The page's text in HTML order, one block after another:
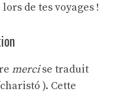
de tes voyages !
mercise traduit
). Cette